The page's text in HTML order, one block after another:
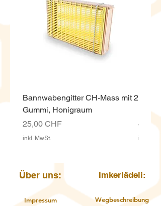
Bannwabengitter CH-Mass mit 2
Gummi, Honigraum
Preis
25,00 CHF
inkl. MwSt.
Preis
4,00
inkl.
Über uns: Imkerlädeli:
Impressum Wegbeschreibung